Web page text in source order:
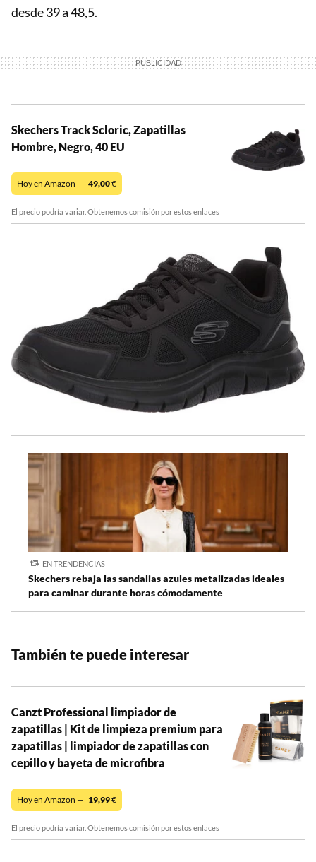
desde 39 a 48,5.
Skechers Track Scloric, Zapatillas
Hombre, Negro, 40 EU
Hoy en Amazon — 49,00€
El precio podría variar. Obtenemos comisión por estos enlaces
EN TRENDENCIAS
Skechers rebaja las sandalias azules metalizadas ideales
para caminar durante horas cómodamente
También te puede interesar
Canzt Professional limpiador de
zapatillas | Kit de limpieza premium para
zapatillas | limpiador de zapatillas con
cepillo y bayeta de microfibra
Hoy en Amazon — 19,99€
El precio podría variar. Obtenemos comisión por estos enlaces